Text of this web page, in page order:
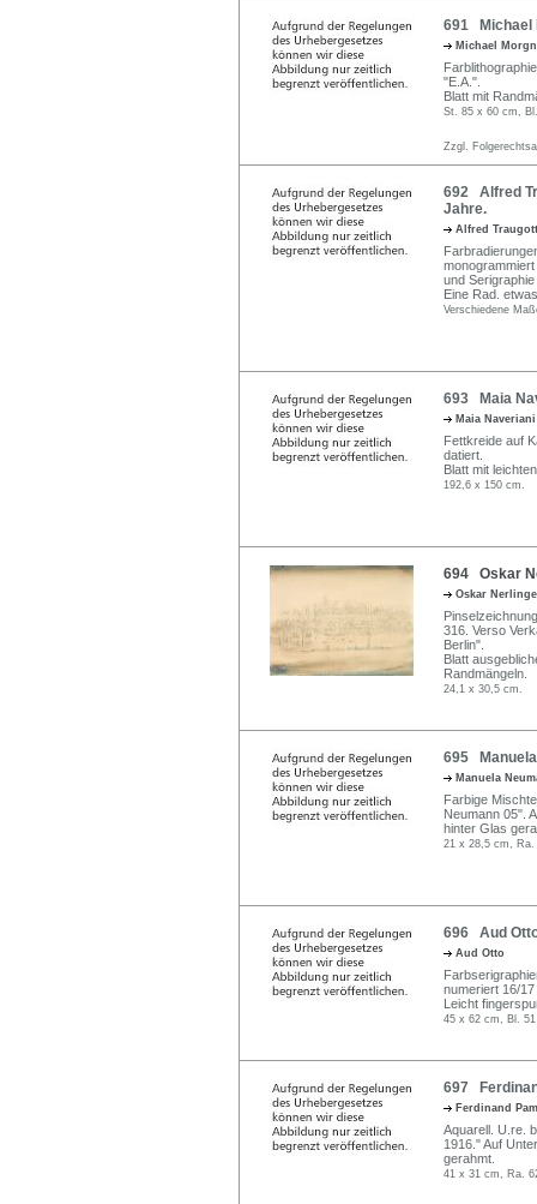
691 Michael
Michael
"E.A.".
Blatt mit
St. 85 x 60 cm,
Zzgl.
692 Alfred
Jahre.
Alfred
und
Eine Rad.
Verschiedene
693 Maia
Maia
Fettkreide auf
datiert.
Blatt mit
192,6 x 150 cm.
694 Oskar
Oskar
316. Verso
Berlin".
Blatt
Randmängeln.
24,1 x 30,5 cm.
695
Manuela
Farbige
Neumann 05".
hinter Glas
21 x 28,5 cm,
696 Aud
Aud Otto
numeriert 16/
Leicht
45 x 62 cm, Bl.
697
Ferdinand
Aquarell. U.re.
1916." Auf
gerahmt.
41 x 31 cm, Ra.